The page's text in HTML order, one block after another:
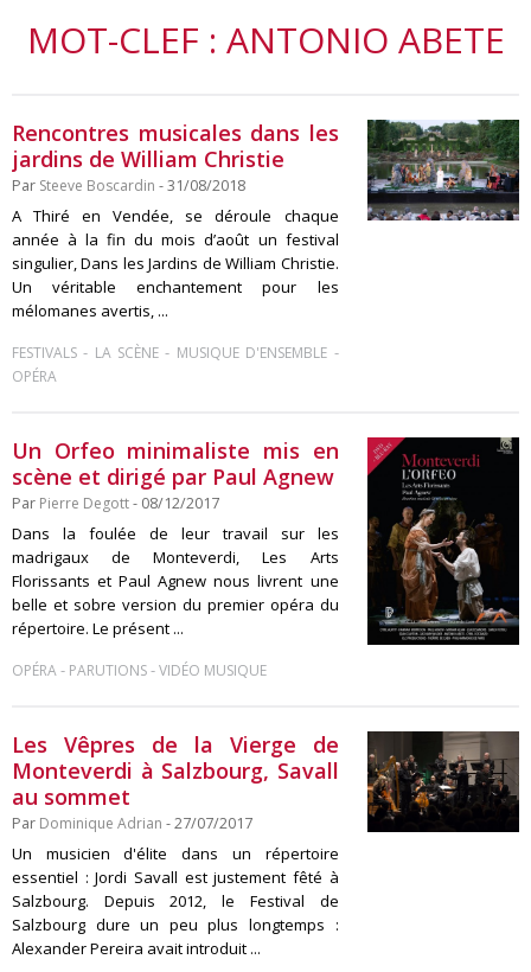
MOT-CLEF : ANTONIO ABETE
Rencontres musicales dans les
jardins de William Christie
Par Steeve Boscardin - 31/08/2018
A Thiré en Vendée, se déroule chaque
année à la fin du mois d’août un festival
singulier, Dans les Jardins de William Christie.
Un véritable enchantement pour les
mélomanes avertis, ...
FESTIVALS - LA SCÈNE - MUSIQUE D'ENSEMBLE -
OPÉRA
Un Orfeo minimaliste mis en
scène et dirigé par Paul Agnew
Par Pierre Degott- 08/12/2017
Dans la foulée de leur travail sur les
madrigaux de Monteverdi, Les Arts
Florissants et Paul Agnew nous livrent une
belle et sobre version du premier opéra du
répertoire. Le présent ...
OPÉRA- PARUTIONS-VIDÉO MUSIQUE
Les Vêpres de la Vierge de
Monteverdi à Salzbourg, Savall
au sommet
Par Dominique Adrian - 27/07/2017
Un musicien d'élite dans un répertoire
essentiel : Jordi Savall est justement fêté à
Salzbourg. Depuis 2012, le Festival de
Salzbourg dure un peu plus longtemps :
Alexander Pereira avait introduit ...